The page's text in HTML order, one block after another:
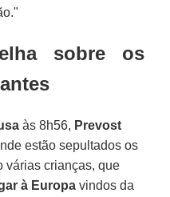
sobre os
às 8h56, Prevost
estão sepultados os
várias crianças, que
à Europa vindos da